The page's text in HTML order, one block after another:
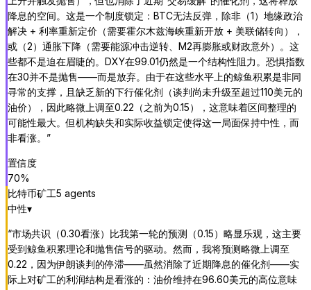
降息的空间。这是一个制度锁定：BTC无法反弹，除非（1）地缘政治
解决 + 利率重新定价（需要霍尔木兹海峡重新开放 + 美联储转向），
或（2）通胀下降（需要能源冲击逆转、M2再膨胀或财政意外）。这
些都不是迫在眉睫的。DXY在99.01仍然是一个结构性阻力。恐惧指数
在30并不是抛售——而是放弃。由于在这些水平上的鲸鱼积累是非同
寻常的支撑，且缺乏新的下行催化剂（谈判尚未升级至超过110美元的
油价），因此略微上调至0.22（之前为0.15），这意味着区间整理的
可能性最大。但机构缺失和实际收益锁定使得这一局面保持中性，而
非看涨。 ”
置信度
70%
比特币矿工5 agents
中性▾
“市场共识（0.30看涨）比我第一轮的预测（0.15）略显乐观，这主要
受到鲸鱼积累理论和抛售信号的驱动。然而，我将预测略微上调至
0.22，因为伊朗谈判的停滞——虽然消除了近期降息的催化剂——实
际上对矿工的利润结构是看涨的：油价维持在96.60美元的高位意味